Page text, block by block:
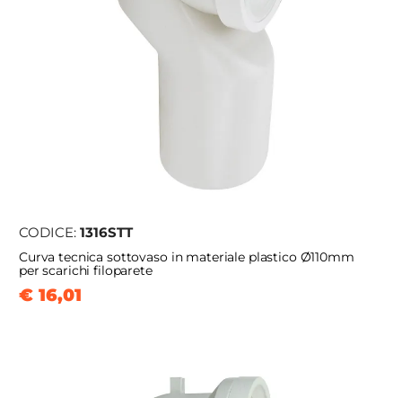
CODICE: 1316STT
Curva tecnica sottovaso in materiale plastico Ø110mm
per scarichi filoparete
€ 16,01